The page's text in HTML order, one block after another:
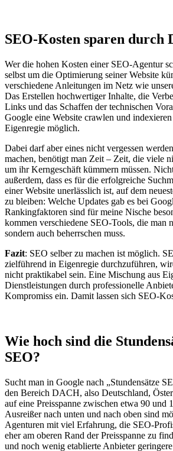
SEO-Kosten sparen durch
Wer die hohen Kosten einer SEO-Agentur
selbst um die Optimierung seiner Website
verschiedene Anleitungen im Netz wie
Das Erstellen hochwertiger Inhalte, die
Links und das Schaffen der technischen
Google eine Website crawlen und
Eigenregie möglich.
Dabei darf aber eines nicht vergessen
machen, benötigt man Zeit – Zeit, die viele
um ihr Kerngeschäft kümmern müssen.
außerdem, dass es für die erfolgreiche
einer Website unerlässlich ist, auf dem
zu bleiben: Welche Updates gab es bei
Rankingfaktoren sind für meine Nische
kommen verschiedene SEO-Tools, die man
sondern auch beherrschen muss.
Fazit: SEO selber zu machen ist möglich.
zielführend in Eigenregie durchzuführen,
nicht praktikabel sein. Eine Mischung aus
Dienstleistungen durch professionelle
Kompromiss ein. Damit lassen sich SEO-
Wie hoch sind die
SEO?
Sucht man in Google nach „Stundensätze
den Bereich DACH, also Deutschland,
auf eine Preisspanne zwischen etwa 90 und
Ausreißer nach unten und nach oben sind
Agenturen mit viel Erfahrung, die SEO-
eher am oberen Rand der Preisspanne zu
und noch wenig etablierte Anbieter